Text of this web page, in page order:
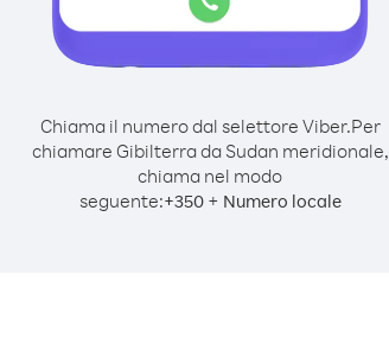
Chiama il numero dal selettore Viber.Per
chiamare Gibilterra da Sudan meridionale,
chiama nel modo
seguente:+350+ Numero locale